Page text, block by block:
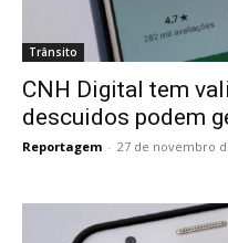
Trânsito
CNH Digital tem
descuidos podem
Reportagem - 27 de novembro